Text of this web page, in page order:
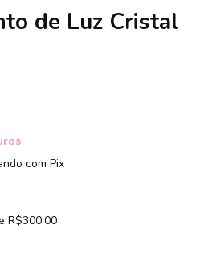
de Luz Cristal
com Pix
R$300,00